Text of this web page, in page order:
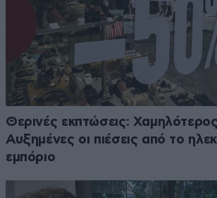
Θερινές εκπτώσεις:
Αυξημένες οι πιέσεις από το
εμπόριο